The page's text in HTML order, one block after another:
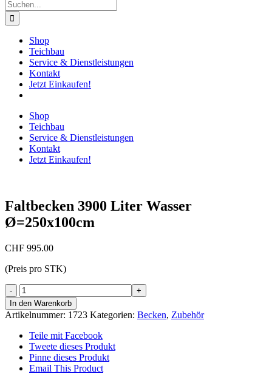
Suche
nach:
Shop
Teichbau
Service & Dienstleistungen
Kontakt
Jetzt Einkaufen!
Shop
Teichbau
Service & Dienstleistungen
Kontakt
Jetzt Einkaufen!
Faltbecken 3900 Liter Wasser
Ø=250x100cm
CHF 995.00
(Preis pro STK)
Faltbecken
3900
Liter
Wasser
Ø=250x100cm
Menge
In den Warenkorb
Artikelnummer: 1723 Kategorien: Becken, Zubehör
Teile mit Facebook
Tweete dieses Produkt
Pinne dieses Produkt
Email This Product